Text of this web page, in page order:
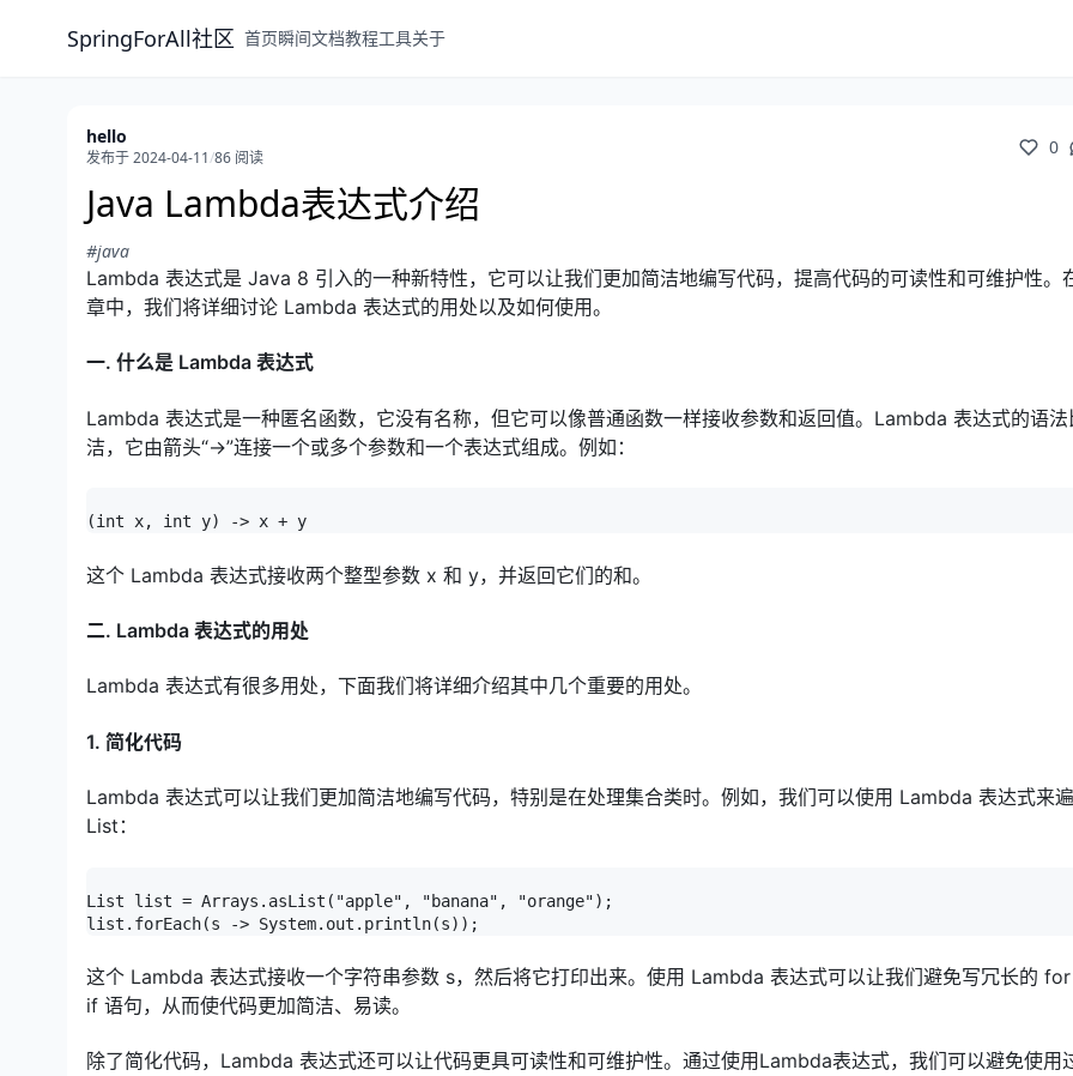
SpringForAll社区 首页瞬间文档教程工具关于
hello
发布于 2024-04-11/86 阅读 0
Java Lambda表达式介绍
#java
Lambda 表达式是 Java 8 引入的一种新特性，它可以让我们更加简洁地编写代码，提高代码的可读性和可维护性。
章中，我们将详细讨论 Lambda 表达式的用处以及如何使用。
一. 什么是 Lambda 表达式
Lambda 表达式是一种匿名函数，它没有名称，但它可以像普通函数一样接收参数和返回值。Lambda 表达式的语法
洁，它由箭头“->”连接一个或多个参数和一个表达式组成。例如：
(int x, int y) -> x + y
这个 Lambda 表达式接收两个整型参数 x 和 y，并返回它们的和。
二. Lambda 表达式的用处
Lambda 表达式有很多用处，下面我们将详细介绍其中几个重要的用处。
1. 简化代码
Lambda 表达式可以让我们更加简洁地编写代码，特别是在处理集合类时。例如，我们可以使用 Lambda 表达式来
List：
List list = Arrays.asList("apple", "banana", "orange");
list.forEach(s -> System.out.println(s));
这个 Lambda 表达式接收一个字符串参数 s，然后将它打印出来。使用 Lambda 表达式可以让我们避免写冗长的
if 语句，从而使代码更加简洁、易读。
除了简化代码，Lambda 表达式还可以让代码更具可读性和可维护性。通过使用Lambda表达式，我们可以避免使用